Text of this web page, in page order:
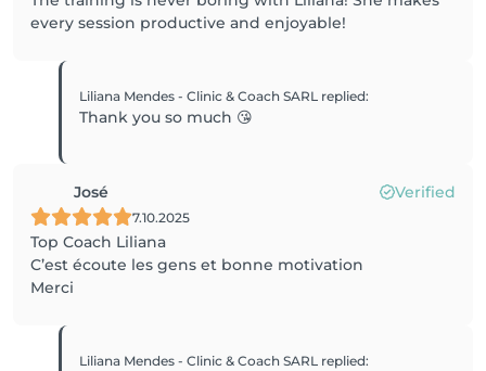
every session productive and enjoyable!
Liliana Mendes - Clinic & Coach SARL replied:
Thank you so much 😘
José Verified
7.10.2025
Top Coach Liliana
C’est écoute les gens et bonne motivation
Merci
Liliana Mendes - Clinic & Coach SARL replied: